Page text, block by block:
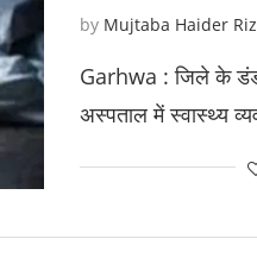
by Mujtaba Haider
Garhwa : जिले के
अस्पताल में स्वास्थ्य